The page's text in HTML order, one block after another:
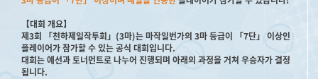
【대회 개요】
제3회 「천하제일작투회」(3마)는 마작일번가의 3마 등급이 「7단」 이상인
플레이어가 참가할 수 있는 공식 대회입니다.
대회는 예선과 토너먼트로 나누어 진행되며 아래의 과정을 거쳐 우승자가 결정
됩니다.